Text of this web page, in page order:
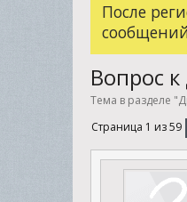
После
Вопрос
Тема в разделе "
Страница 1 из 59